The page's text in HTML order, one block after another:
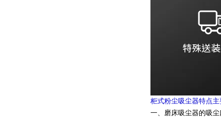
柜式粉尘吸尘器特点
一、磨床吸尘器的吸